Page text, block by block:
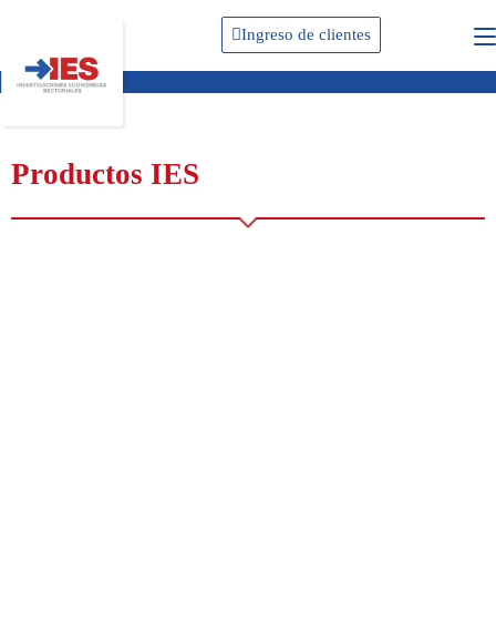
Ingreso de clientes
Productos IES